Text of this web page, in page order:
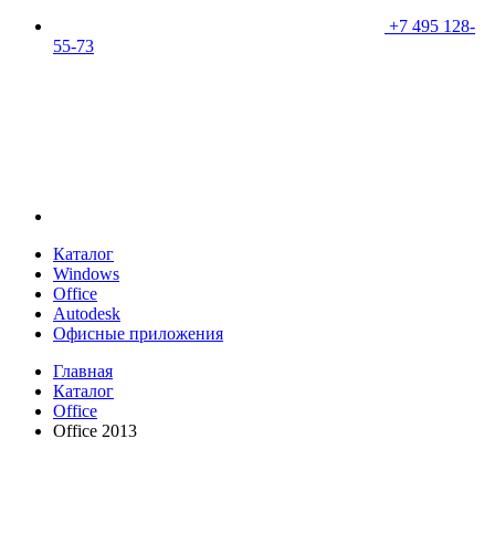
+7 495 128-
55-73
Каталог
Windows
Office
Autodesk
Офисные приложения
Главная
Каталог
Office
Office 2013